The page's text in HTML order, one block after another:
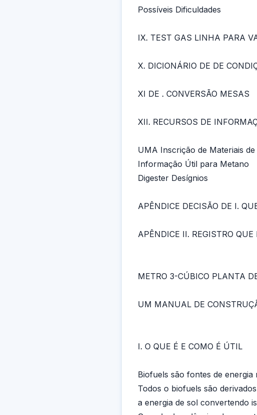
Possíveis Dificuldades
IX. TEST GAS LINHA PARA
X. DICIONÁRIO DE DE
XI DE . CONVERSÃO MESAS
XII. RECURSOS DE
UMA Inscrição de Materiais
Informação Útil para Metano
Digester Desígnios
APÊNDICE DECISÃO DE I.
APÊNDICE II. REGISTRO
METRO 3-CÚBICO PLANTA
UM MANUAL DE
I. O QUE É E COMO É ÚTIL
Biofuels são fontes de
Todos o biofuels são
a energia de sol convertendo